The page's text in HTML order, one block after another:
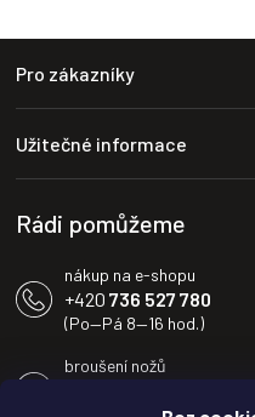
Pro zákazníky
Užitečné informace
Rádi pomůžeme
nákup na e-shopu
+420 736 527 780
(Po—Pá 8—16 hod.)
broušení nožů